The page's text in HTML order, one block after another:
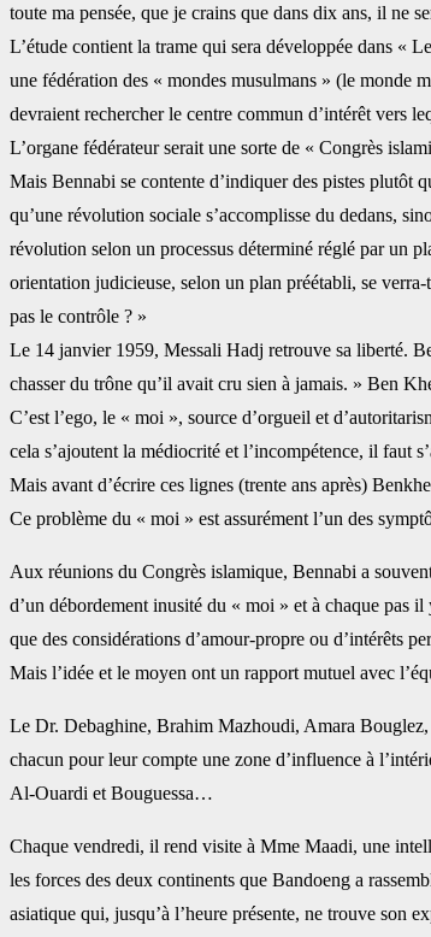
toute ‎ma pensée, que je crains que dans dix ans, il ne
L’étude contient la trame qui sera développée dans «
une fédération des « mondes musulmans » (le monde
devraient rechercher le ‎centre commun d’intérêt vers
L’organe fédérateur serait une sorte de « Congrès
Mais Bennabi se contente d’indiquer des pistes plutôt
qu’une révolution sociale s’accomplisse du dedans,
révolution selon un ‎processus déterminé réglé par un
orientation judicieuse, selon un plan préétabli, se
pas le contrôle ? »‎
Le 14 janvier 1959, Messali Hadj retrouve sa liberté.
chasser du trône qu’il avait cru sien à jamais. » Ben
C’est l’ego, le « moi », source ‎d’orgueil et
‎cela s’ajoutent la médiocrité et l’incompétence, il faut
Mais avant d’écrire ces lignes (trente ans après)
Ce problème du « moi » est assurément l’un des
Aux réunions du Congrès islamique, Bennabi a
d’un débordement inusité du « moi » et à chaque pas
que des considérations ‎d’amour-propre ou d’intérêts
Mais l’idée et le moyen ont un rapport mutuel avec
Le Dr. Debaghine, Brahim Mazhoudi, Amara Bouglez,
chacun pour leur compte une zone d’influence à
Al-Ouardi et Bouguessa…‎
Chaque vendredi, il rend visite à Mme Maadi, une
les forces des deux continents que Bandoeng a
asiatique qui, jusqu’à l’heure ‎présente, ne trouve son